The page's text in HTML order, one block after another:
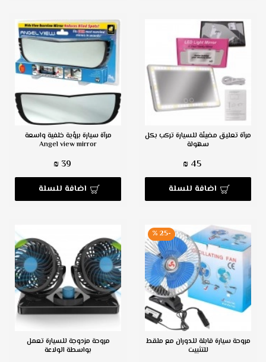
مرآة تعليق مضيئة للسيارة تركب بكل
سهولة
45 ₪
اضافة للسلة
مرآة سيارة برؤية خلفية واسعة
Angel view mirror
39 ₪
اضافة للسلة
-25 %
مروحة سيارة قابلة للدوران مع ملقط
للتثبيت
مروحة مزدوجة للسيارة تعمل
بواسطة الولاعة